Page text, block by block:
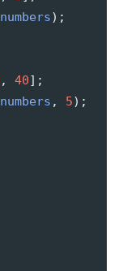
numbers);
, 40];
numbers , 5);